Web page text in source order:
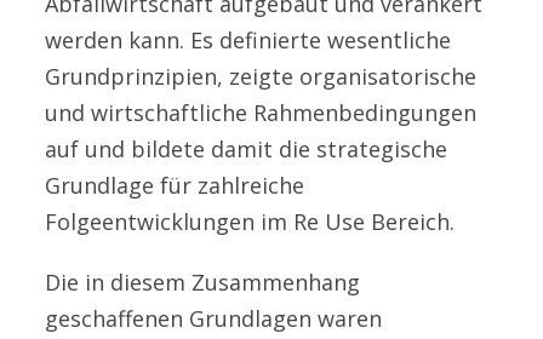
werden kann. Es definierte wesentliche
Grundprinzipien, zeigte organisatorische
und wirtschaftliche Rahmenbedingungen
auf und bildete damit die strategische
Grundlage für zahlreiche
Folgeentwicklungen im Re Use Bereich.
Die in diesem Zusammenhang
geschaffenen Grundlagen waren